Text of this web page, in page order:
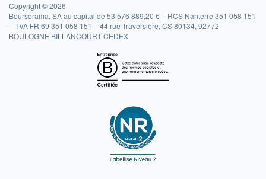
Copyright © 2026
Boursorama, SA au capital de 53 576 889,20 € – RCS Nanterre 351 058 151
– TVA FR 69 351 058 151 – 44 rue Traversière, CS 80134, 92772
BOULOGNE BILLANCOURT CEDEX